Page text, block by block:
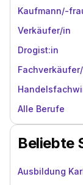
Kaufmann/-
Verkäufer/in
Drogist:in
Alle Berufe
Beliebte
Ausbildung